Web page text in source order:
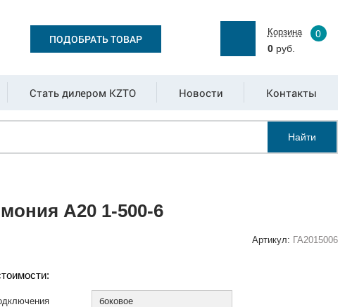
ПОДОБРАТЬ ТОВАР
Корзина
0
0руб.
Стать дилером KZTO Новости Контакты
Найти
А20 1-500-6
Артикул: ГА2015006
боковое